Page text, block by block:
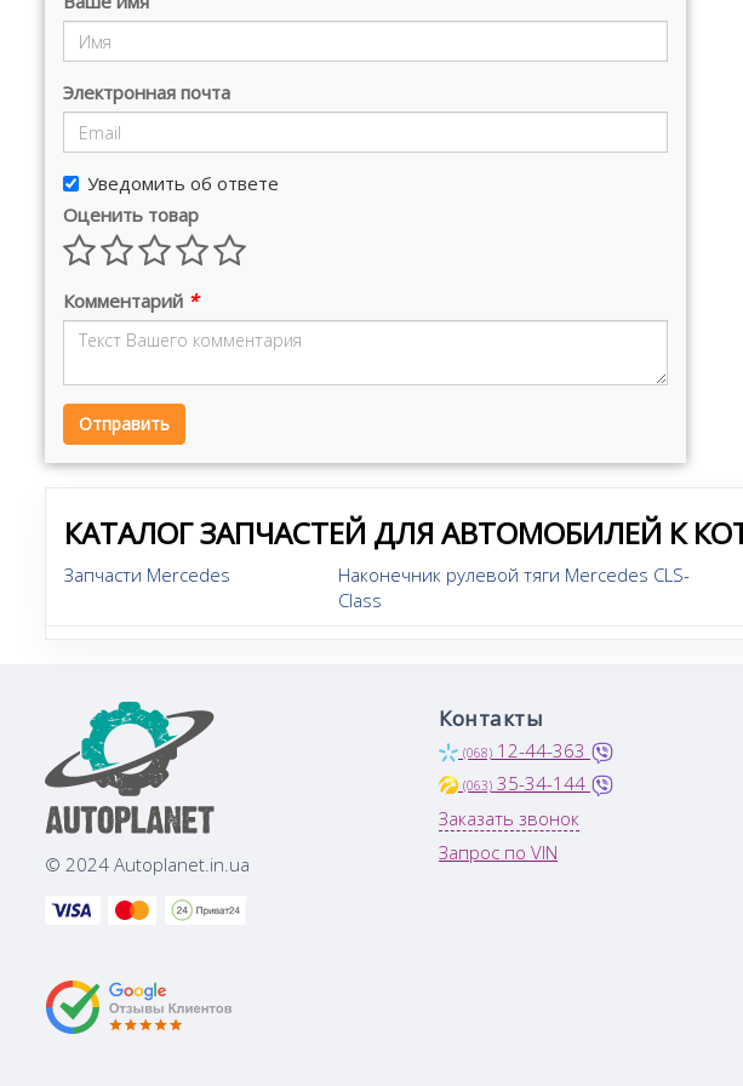
Электронная почта
Уведомить об ответе
Оценить товар
Комментарий *
Отправить
КАТАЛОГ ЗАПЧАСТЕЙ ДЛЯ АВТОМОБИЛЕЙ К
Запчасти Mercedes
Наконечник рулевой тяги Mercedes CLS-
Class
© 2024 Autoplanet.in.ua
Контакты
(068) 12-44-363
(063) 35-34-144
Заказать звонок
Запрос по VIN